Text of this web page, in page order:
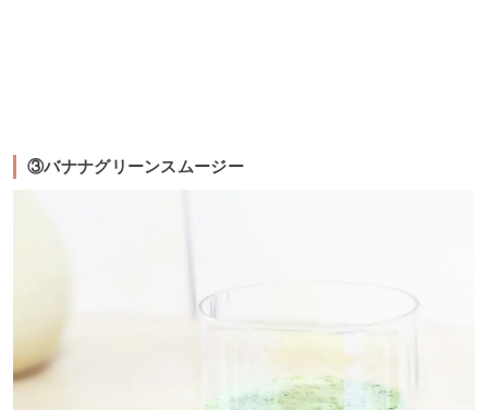
③バナナグリーンスムージー